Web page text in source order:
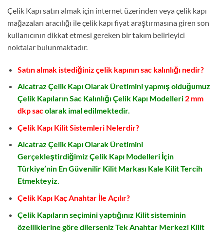
Çelik Kapı satın almak için internet üzerinden veya çelik kapı
mağazaları aracılığı ile çelik kapı fiyat araştırmasına giren son
kullanıcının dikkat etmesi gereken bir takım belirleyici
noktalar bulunmaktadır.
Satın almak istediğiniz çelik kapının sac kalınlığı nedir?
Alcatraz Çelik Kapı Olarak Üretimini yapmış olduğumuz
Çelik Kapıların Sac Kalınlığı Çelik Kapı Modelleri 2 mm
dkp sacolarak imal edilmektedir.
Çelik Kapı Kilit Sistemleri Nelerdir?
Alcatraz Çelik Kapı Olarak Üretimini
Gerçekleştirdiğimiz Çelik Kapı Modelleri İçin
Türkiye’nin En Güvenilir Kilit Markası Kale Kilit Tercih
Etmekteyiz.
Çelik Kapı Kaç Anahtar İle Açılır?
Çelik Kapıların seçimini yaptığınız Kilit sisteminin
özelliklerine göre dilerseniz Tek Anahtar Merkezi Kilit